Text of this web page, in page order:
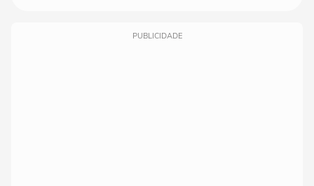
PUBLICIDADE